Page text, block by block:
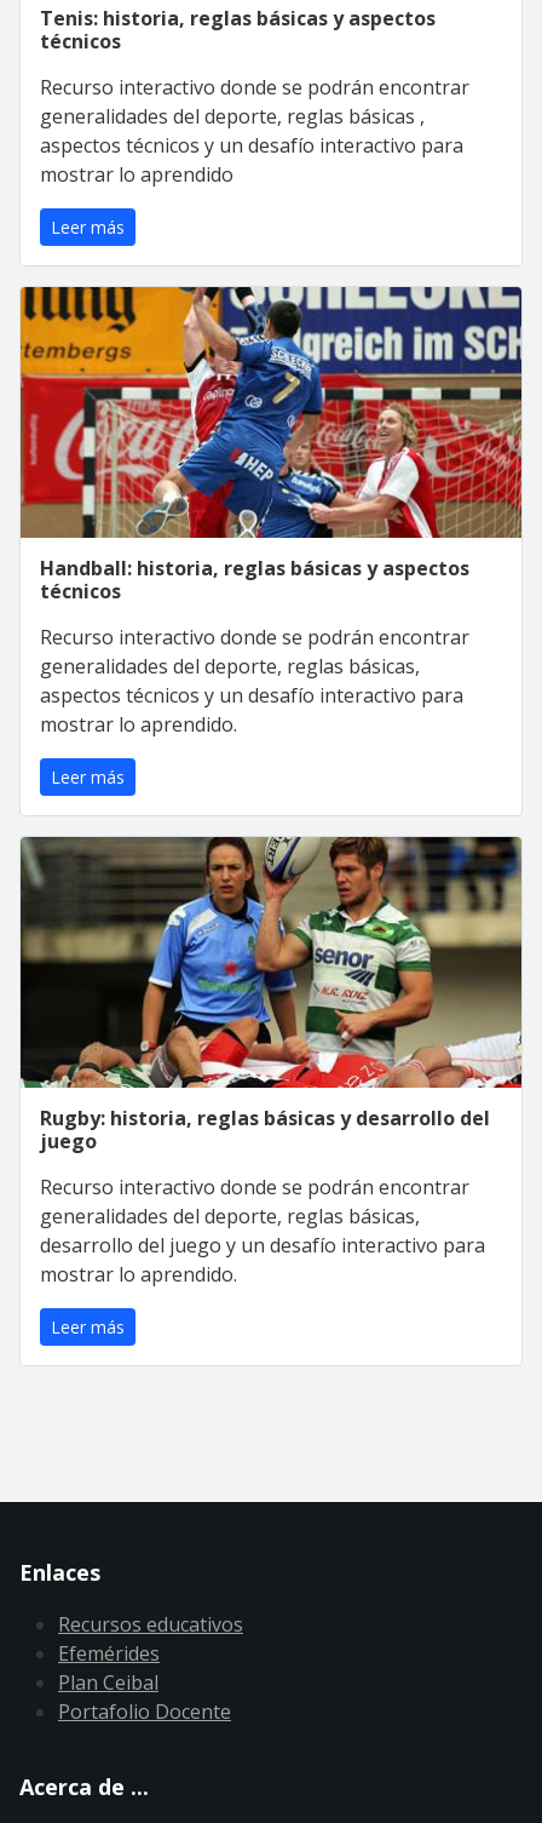
Tenis: historia, reglas básicas y aspectos
técnicos
Recurso interactivo donde se podrán encontrar
generalidades del deporte, reglas básicas ,
aspectos técnicos y un desafío interactivo para
mostrar lo aprendido
Leer más
Handball: historia, reglas básicas y aspectos
técnicos
Recurso interactivo donde se podrán encontrar
generalidades del deporte, reglas básicas,
aspectos técnicos y un desafío interactivo para
mostrar lo aprendido.
Leer más
Rugby: historia, reglas básicas y desarrollo del
juego
Recurso interactivo donde se podrán encontrar
generalidades del deporte, reglas básicas,
desarrollo del juego y un desafío interactivo para
mostrar lo aprendido.
Leer más
Enlaces
Recursos educativos
Efemérides
Plan Ceibal
Portafolio Docente
Acerca de ...